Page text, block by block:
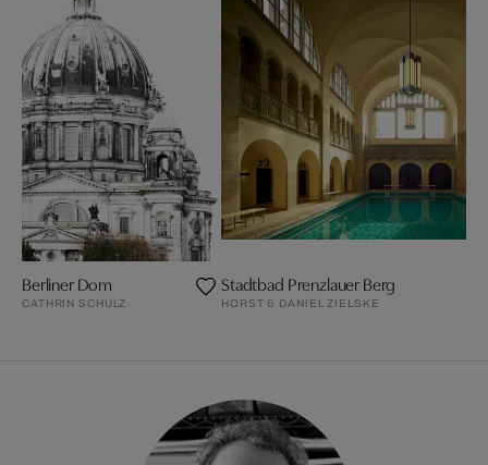
Berliner Dom
CATHRIN SCHULZ
Stadtbad Prenzlauer Berg
HORST & DANIEL ZIELSKE